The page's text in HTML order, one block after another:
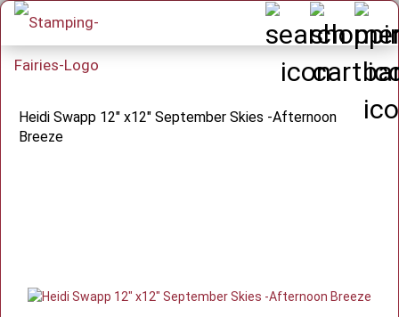
Heidi Swapp 12" x12" September Skies -Afternoon
Breeze